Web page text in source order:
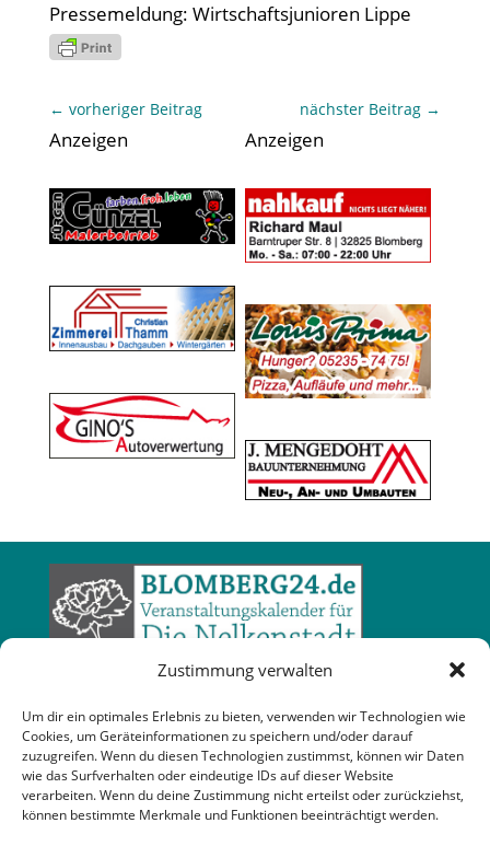
Zustimmung verwalten
Um dir ein optimales Erlebnis zu bieten, verwenden wir Technologien wie
Cookies, um Geräteinformationen zu speichern und/oder darauf
zuzugreifen. Wenn du diesen Technologien zustimmst, können wir Daten
wie das Surfverhalten oder eindeutige IDs auf dieser Website
verarbeiten. Wenn du deine Zustimmung nicht erteilst oder zurückziehst,
können bestimmte Merkmale und Funktionen beeinträchtigt werden.
Pressemeldung: Wirtschaftsjunioren Lippe
← vorheriger Beitrag nächster Beitrag →
Anzeigen Anzeigen